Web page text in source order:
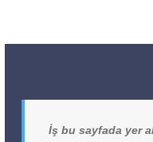
İş bu sayfada yer